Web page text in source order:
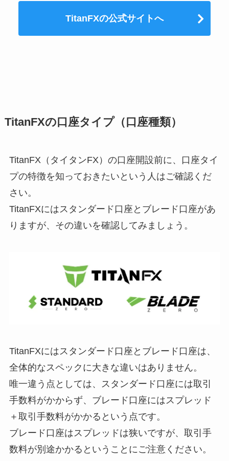
TitanFXの公式サイトへ
TitanFXの口座タイプ（口座種類）
TitanFX（タイタンFX）の口座開設前に、口座タイ
プの特徴を知っておきたいという人はご確認くだ
さい。
TitanFXにはスタンダード口座とブレード口座があ
りますが、その違いを確認してみましょう。
TitanFXにはスタンダード口座とブレード口座は、
全体的なスペックに大きな違いはありません。
唯一違う点としては、スタンダード口座には取引
手数料がかからず、 ブレード口座にはスプレッド
＋取引手数料がかかる という点です。
ブレード口座はスプレッドは狭いですが、取引手
数料が別途かかるということにご注意ください。